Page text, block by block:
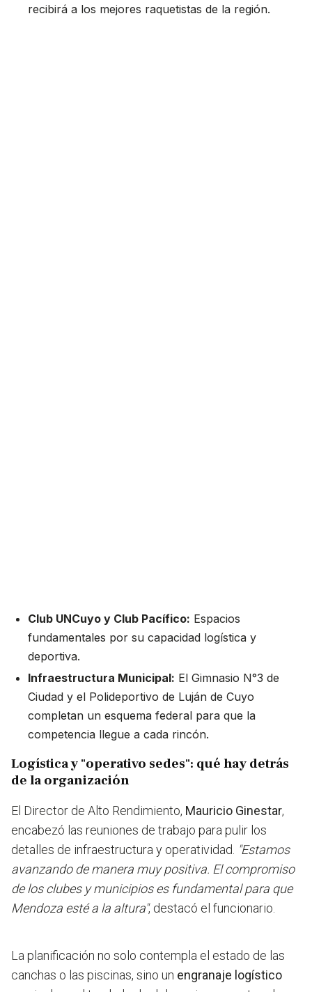
recibirá a los mejores raquetistas de la región.
Club UNCuyo y Club Pacífico: Espacios
fundamentales por su capacidad logística y
deportiva.
Infraestructura Municipal: El Gimnasio N°3 de
Ciudad y el Polideportivo de Luján de Cuyo
completan un esquema federal para que la
competencia llegue a cada rincón.
Logística y "operativo sedes": qué hay detrás
de la organización
El Director de Alto Rendimiento, Mauricio Ginestar,
encabezó las reuniones de trabajo para pulir los
detalles de infraestructura y operatividad. "Estamos
avanzando de manera muy positiva. El compromiso
de los clubes y municipios es fundamental para que
Mendoza esté a la altura", destacó el funcionario.
La planificación no solo contempla el estado de las
canchas o las piscinas, sino un engranaje logístico